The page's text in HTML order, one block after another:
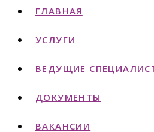
ГЛАВНАЯ
УСЛУГИ
ВЕДУЩИЕ
ДОКУМЕНТЫ
ВАКАНСИИ